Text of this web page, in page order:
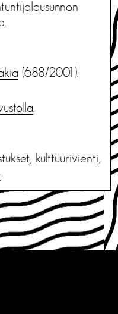
(688/2001).
, kulttuurivienti,